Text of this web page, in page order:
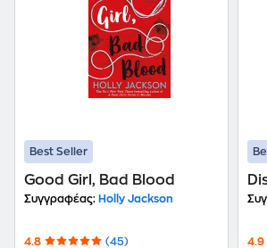
Best Seller
Good Girl, Bad Blood
Συγγραφέας: Holly Jackson
4.8 (45) 4.9